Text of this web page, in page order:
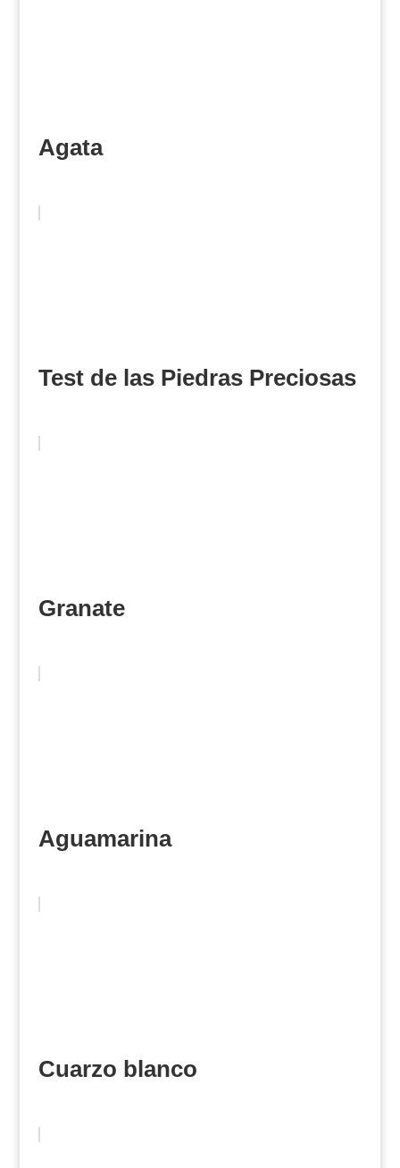
Agata
Test de las Piedras Preciosas
Granate
Aguamarina
Cuarzo blanco